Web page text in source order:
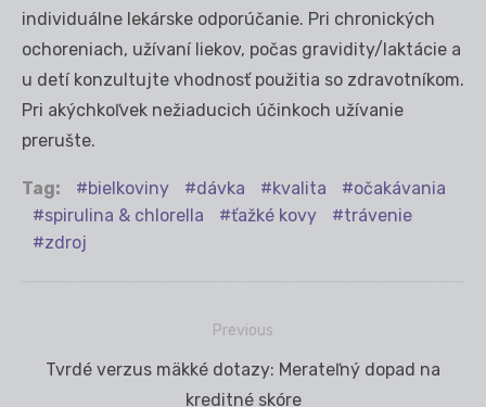
individuálne lekárske odporúčanie. Pri chronických
ochoreniach, užívaní liekov, počas gravidity/laktácie a
u detí konzultujte vhodnosť použitia so zdravotníkom.
Pri akýchkoľvek nežiaducich účinkoch užívanie
prerušte.
Tag: bielkoviny dávka kvalita
očakávania
spirulina & chlorella
ťažké kovy
trávenie
zdroj
Previous
Previous
Tvrdé verzus mäkké dotazy: Merateľný dopad na
kreditné skóre